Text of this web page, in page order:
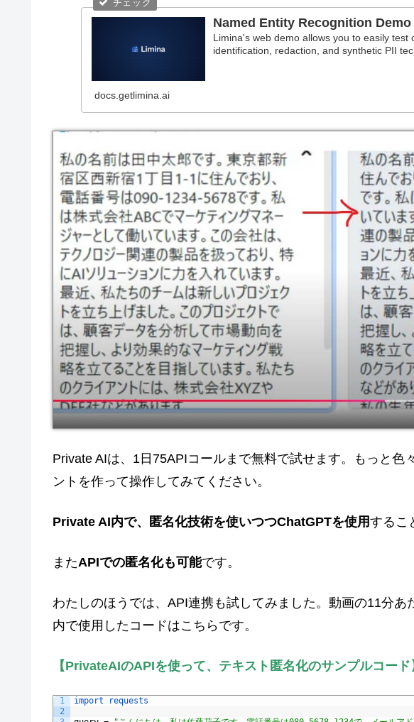
Named Entity Recognition
Limina's web demo allows you to easily test
identification, redaction, and synthetic PII
docs.getlimina.ai
Private AIは、1日75APIコールまで無料で試せます。もっと色
ントを作って操作してみてください。
Private AI内で、匿名化技術を使いつつChatGPTを使用するこ
またAPIでの匿名化も可能です。
わたしのほうでは、API連携も試してみました。動画の11分
内で使用したコードはこちらです。
【PrivateAIのAPIを使って、テキスト匿名化のサンプルコード
1
2
import requests